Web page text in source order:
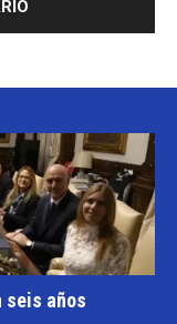
seis años